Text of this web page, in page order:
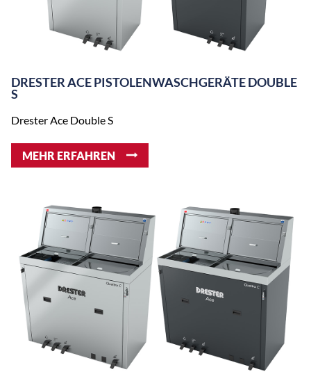
Geräts
nach Größe des ausgewählten
Behälters
Minivent (3 Ph, 415 V, 250 W)
Auffangwanne
Bürste
Art.Nr. 14231-A
Schlauch-Verlängerungskit
(QR-10)
Art.Nr. 14310
Ellbogen und Kragen (QR-20,
QR-TT)
Art.Nr. 15130
Airvent (QR-20, QR-TT)
Art.Nr. 15140
Schlauch-Verlängerungskit
(QR-TT)
Art.Nr. 15220
DRESTER ACE PISTOLENWASCHGERÄTE DOUBLE
S
Drester Ace Double S
MEHR ERFAHREN